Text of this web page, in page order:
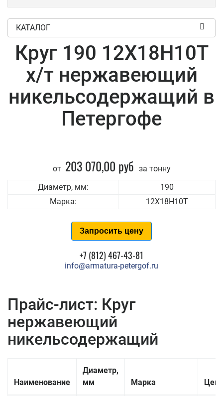
КАТАЛОГ
Круг 190 12Х18Н10Т
х/т нержавеющий
никельсодержащий в
Петергофе
от 203 070,00 руб за тонну
Диаметр, мм:
190
Марка:
12Х18Н10Т
Запросить цену
+7 (812) 467-43-81
info@armatura-petergof.ru
Прайс-лист: Круг
нержавеющий
никельсодержащий
Наименование
Диаметр,
мм
Марка